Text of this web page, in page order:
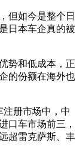
但如今是整个日
日本车企真的被
势和低成本，正
的份额在海外也
册市场中，中
口车市场前三，
超雷克萨斯、丰